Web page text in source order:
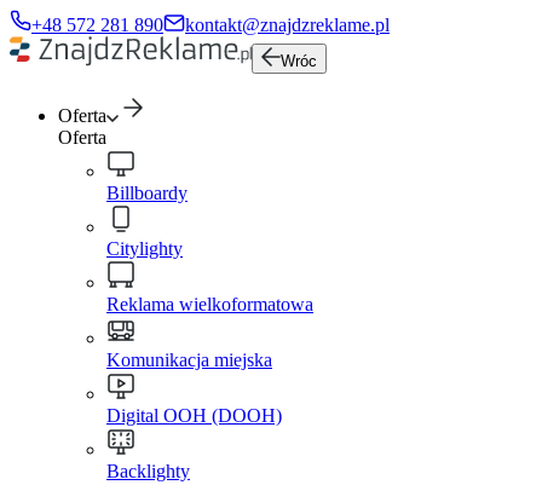
+48 572 281 890 kontakt@znajdzreklame.pl
Wróc
Oferta
Oferta
Billboardy
Citylighty
Reklama wielkoformatowa
Komunikacja miejska
Digital OOH (DOOH)
Backlighty